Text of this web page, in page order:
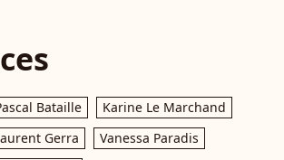
Bataille
Karine Le Marchand
Gerra
Vanessa Paradis